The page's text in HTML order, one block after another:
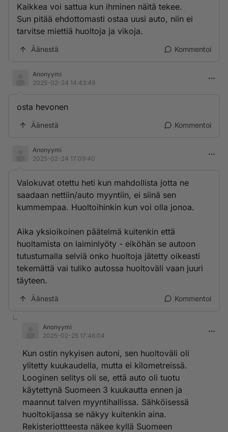
Kaikkea voi sattua kun ihminen näitä tekee.
Sun pitää ehdottomasti ostaa uusi auto, niin ei
tarvitse miettiä huoltoja ja vikoja.
Äänestä Kommentoi
Anonyymi
2025-02-24 14:43:49
osta hevonen
Äänestä Kommentoi
Anonyymi
2025-02-24 17:09:40
Valokuvat otettu heti kun mahdollista jotta ne
saadaan nettiin/auto myyntiin, ei siinä sen
kummempaa. Huoltoihinkin kun voi olla jonoa.
Aika yksioikoinen päätelmä kuitenkin että
huoltamista on laiminlyöty - eiköhän se autoon
tutustumalla selviä onko huoltoja jätetty oikeasti
tekemättä vai tuliko autossa huoltoväli vaan juuri
täyteen.
Äänestä Kommentoi
Anonyymi
2025-02-25 17:46:04
Kun ostin nykyisen autoni, sen huoltoväli oli
ylitetty kuukaudella, mutta ei kilometreissä.
Looginen selitys oli se, että auto oli tuotu
käytettynä Suomeen 3 kuukautta ennen ja
maannut talven myyntihallissa. Sähköisessä
huoltokijassa se näkyy kuitenkin aina.
Rekisteriottteesta näkee kyllä Suomeen